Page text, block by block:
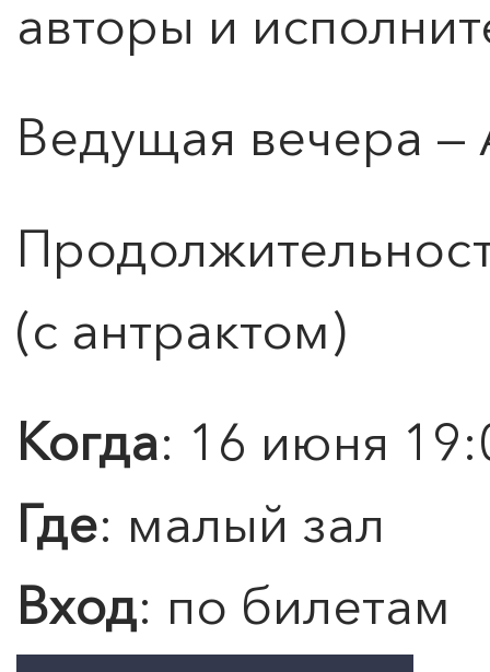
авторы и
Ведущая вечера —
(с антрактом)
Когда: 16 июня
Где: малый зал
Вход: по билетам
0
ЛЮБОВЬ… Концерт Анны
Берлинской